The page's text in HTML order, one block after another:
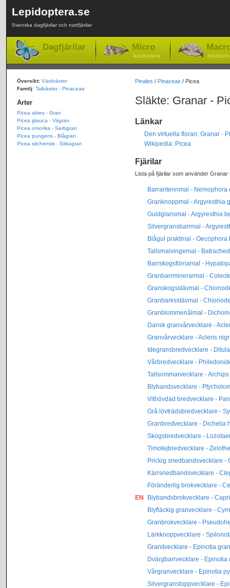
Lepidoptera.se
Svenska dagfjärilar och nattfjärilar
Dagfjärilar Micro
-lepidoptera -
Pinales / Pinaceae/ Picea
Släkte: Granar -
Länkar
Den virtuella floran: Granar -
Wikipedia: Picea
Fjärilar
Lista på fjärilar som använder
Barrantennmal - Nemophora
Granknoppmal - Argyresthia
Guldglansmal - Argyresthia
Silvergransbarrmal -
Blågul praktmal - Oecophora
Tallsmalvingemal -
Barrskogsförnamal -
Granbarrminerarmal -
Granskogsstävmal -
Granbarksstävmal -
Granblommenålmal -
Dansk granvårvecklare -
Granvårvecklare - Acleris
Idegransbredvecklare -
Vårbredvecklare -
Tallsommarvecklare -
Blybandsvecklare -
Vithövdad bredvecklare -
Grå lövträdsbredvecklare -
Granbredvecklare - Dichelia
Skogsbredvecklare -
Timotejbredvecklare -
Prickig snedbandsvecklare -
Kärrsnedbandsvecklare -
Föränderlig brokvecklare -
EN
Blybandsbrokvecklare -
Blyfläckig granvecklare -
Granbrokvecklare -
Lärkknoppvecklare -
Granitvecklare - Epinotia
Dvärgbarrvecklare - Epinotia
Vårgranvecklare - Epinotia
Silvergranstoppvecklare -
Översikt: Värdväxter
Familj: Tallväxter - Pinaceae
Arter
Picea abies - Gran
Picea glauca - Vitgran
Picea omorika - Serbgran
Picea pungens - Blågran
Picea sitchensis - Sitkagran